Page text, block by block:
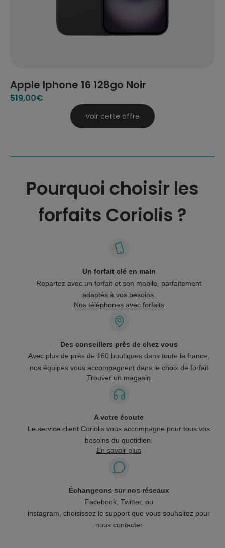
Apple Iphone 16 128go Noir
519,00€
Voir cette offre
Pourquoi choisir les
forfaits Coriolis ?
Un forfait clé en main
Repartez avec un forfait et son mobile, parfaitement
adaptés à vos besoins.
Nos téléphones avec forfaits
Des conseillers près de chez vous
Avec plus de près de 160 boutiques dans toute la france,
nos équipes vous accompagnent dans le choix de forfait
Trouver un magasin
A votre écoute
Le service client Coriolis vous accompagne pour tous vos
besoins du quotidien.
En savoir plus
Échangeons sur nos réseaux
Facebook, Twitter, ou
instagram, choisissez le support que vous souhaitez pour
nous contacter